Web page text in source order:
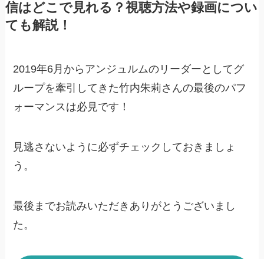
信はどこで見れる？視聴方法や録画につい
ても解説！
2019年6月からアンジュルムのリーダーとしてグ
ループを牽引してきた竹内朱莉さんの最後のパフ
ォーマンスは必見です！
見逃さないように必ずチェックしておきましょ
う。
最後までお読みいただきありがとうございまし
た。